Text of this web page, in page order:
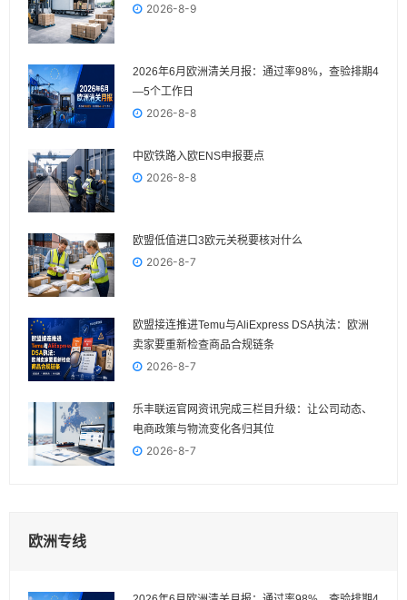
2026-8-9
2026年6月欧洲清关月报：通过率98%，查验排期4
—5个工作日
2026-8-8
中欧铁路入欧ENS申报要点
2026-8-8
欧盟低值进口3欧元关税要核对什么
2026-8-7
欧盟接连推进Temu与AliExpress DSA执法：欧洲
卖家要重新检查商品合规链条
2026-8-7
乐丰联运官网资讯完成三栏目升级：让公司动态、
电商政策与物流变化各归其位
2026-8-7
欧洲专线